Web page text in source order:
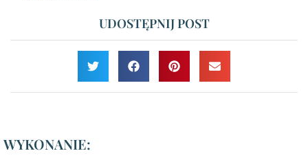
UDOSTĘPNIJ POST
WYKONANIE: